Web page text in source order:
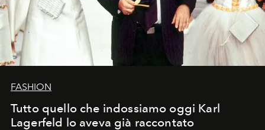
FASHION
Tutto quello che indossiamo oggi Karl
Lagerfeld lo aveva già raccontato